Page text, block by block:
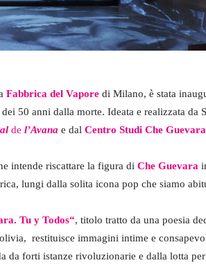
Fabbrica del Vapore di Milano, è stata
50 anni dalla morte. Ideata e realizzata da
de l’Avana e dal Centro Studi Che
intende riscattare la figura di Che Guevara
lungi dalla solita icona pop che siamo
Tu y Todos“, titolo tratto da una poesia
restituisce immagini intime e
da forti istanze rivoluzionarie e dalla lotta